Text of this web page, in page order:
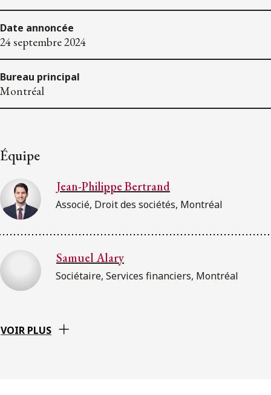
Date annoncée
24 septembre 2024
Bureau principal
Montréal
Équipe
Jean-Philippe Bertrand
Associé, Droit des sociétés, Montréal
Samuel Alary
Sociétaire, Services financiers, Montréal
VOIR PLUS